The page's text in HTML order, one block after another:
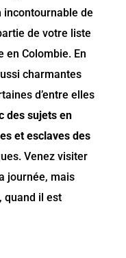
incontournable de
de votre liste
en Colombie. En
charmantes
d’entre elles
des sujets en
et esclaves des
Venez visiter
journée, mais
quand il est